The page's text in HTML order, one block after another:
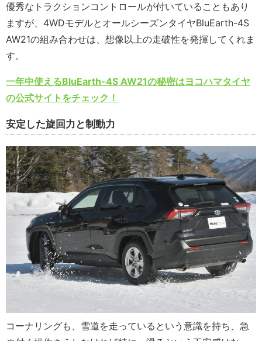
優秀なトラクションコントロールが付いていることもあり
ますが、4WDモデルとオールシーズンタイヤBluEarth-4S
AW21の組み合わせは、想像以上の走破性を発揮してくれま
す。
一年中使えるBluEarth-4S AW21の秘密はヨコハマタイヤ
の公式サイトをチェック！
安定した旋回力と制動力
コーナリングも、雪道を走っているという意識を持ち、急